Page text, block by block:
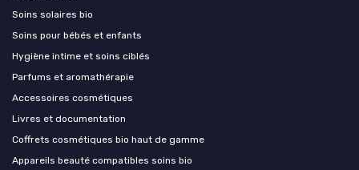
Soins solaires bio
Soins pour bébés et enfants
Hygiène intime et soins ciblés
Parfums et aromathérapie
Accessoires cosmétiques
Livres et documentation
Coffrets cosmétiques bio haut de gamme
Appareils beauté compatibles soins bio